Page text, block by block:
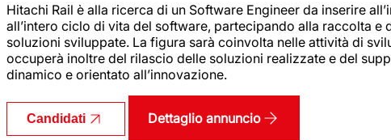
Hitachi Rail è alla ricerca di un Software Engineer da inserire
all’intero ciclo di vita del software, partecipando alla raccolta
soluzioni sviluppate. La figura sarà coinvolta nelle attività di
occuperà inoltre del rilascio delle soluzioni realizzate e del
dinamico e orientato all’innovazione.
Candidati Dettaglio annuncio